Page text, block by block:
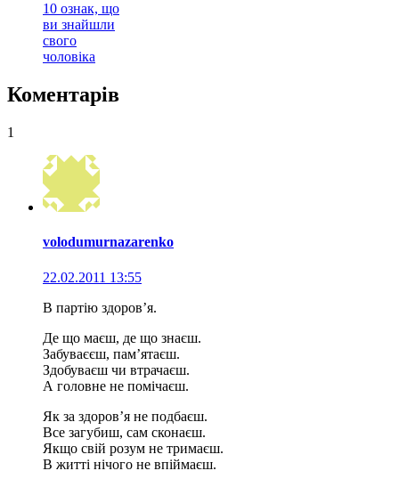
10 ознак, що
ви знайшли
свого
чоловіка
Коментарів
1
volodumurnazarenko
22.02.2011 13:55
В партію здоров’я.
Де що маєш, де що знаєш.
Забуваєєш, пам’ятаєш.
Здобуваєш чи втрачаєш.
А головне не помічаєш.
Як за здоров’я не подбаєш.
Все загубиш, сам сконаєш.
Якщо свій розум не тримаєш.
В житті нічого не впіймаєш.